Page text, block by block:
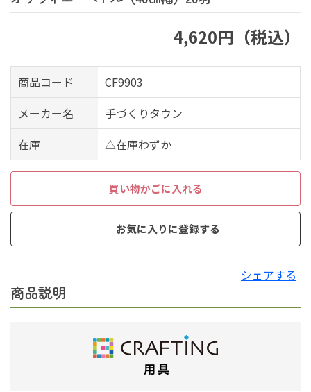
4,620円（税込）
商品コード
CF9903
メーカー名
手づくりタウン
在庫
△在庫わずか
買い物かごに入れる
お気に入りに登録する
シェアする
商品説明